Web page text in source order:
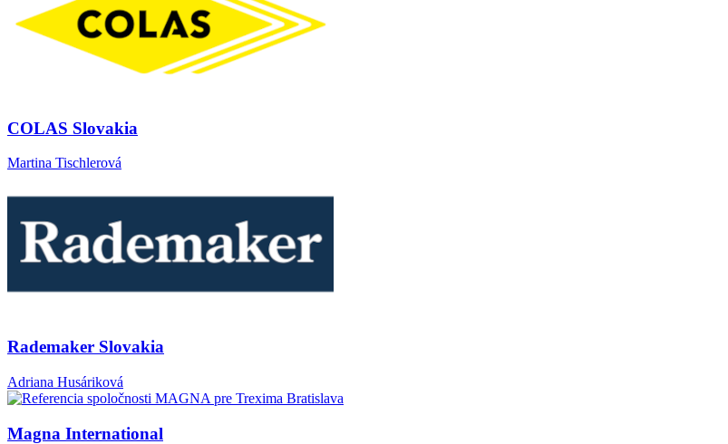
COLAS Slovakia
Martina Tischlerová
Rademaker Slovakia
Adriana Husáriková
Magna International